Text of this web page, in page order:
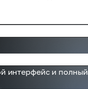
интерфейс и полный